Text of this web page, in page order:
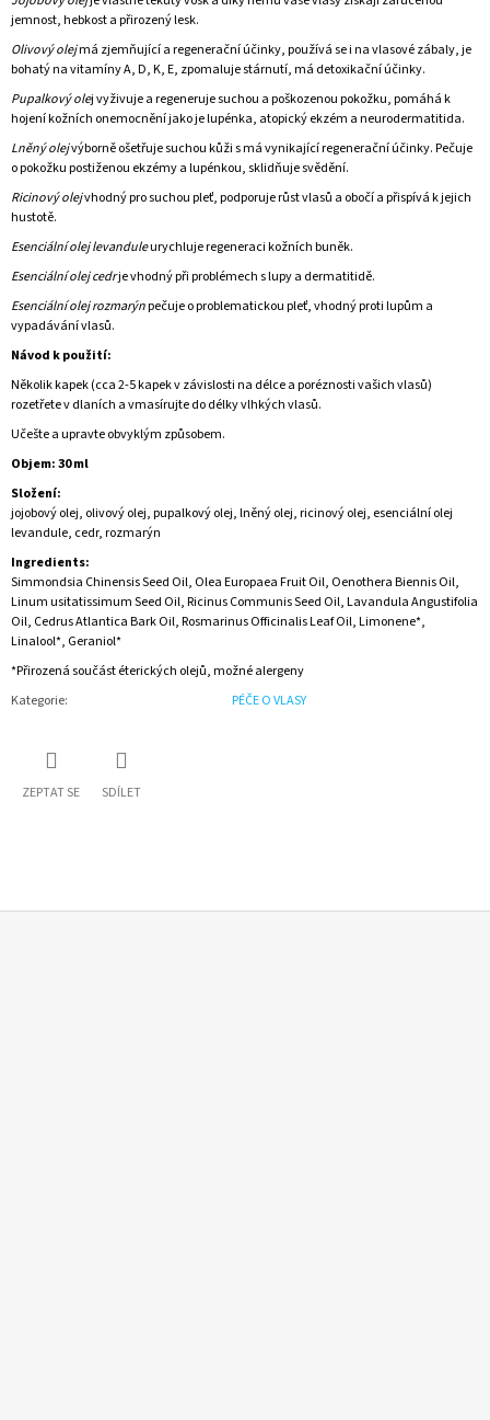
jemnost, hebkost a přirozený lesk.
Olivový olejmá zjemňující a regenerační účinky, používá se i na vlasové zábaly, je
bohatý na vitamíny A, D, K, E, zpomaluje stárnutí, má detoxikační účinky.
Pupalkový olej vyživuje a regeneruje suchou a poškozenou pokožku, pomáhá k
hojení kožních onemocnění jako je lupénka, atopický ekzém a neurodermatitida.
Lněný olejvýborně ošetřuje suchou kůži s má vynikající regenerační účinky. Pečuje
o pokožku postiženou ekzémy a lupénkou, sklidňuje svědění.
Ricinový olejvhodný pro suchou pleť, podporuje růst vlasů a obočí a přispívá k jejich
hustotě.
Esenciální olej levanduleurychluje regeneraci kožních buněk.
Esenciální olej cedrje vhodný při problémech s lupy a dermatitidě.
Esenciální olej rozmarýnpečuje o problematickou pleť, vhodný proti lupům a
vypadávání vlasů.
Návod k použití:
Několik kapek (cca 2-5 kapek v závislosti na délce a poréznosti vašich vlasů)
rozetřete v dlaních a vmasírujte do délky vlhkých vlasů.
Učešte a upravte obvyklým způsobem.
Objem: 30 ml
Složení:
jojobový olej, olivový olej, pupalkový olej, lněný olej, ricinový olej, esenciální olej
levandule, cedr, rozmarýn
Ingredients:
Simmondsia Chinensis Seed Oil, Olea Europaea Fruit Oil, Oenothera Biennis Oil,
Linum usitatissimum Seed Oil, Ricinus Communis Seed Oil, Lavandula Angustifolia
Oil, Cedrus Atlantica Bark Oil, Rosmarinus Officinalis Leaf Oil, Limonene*,
Linalool*, Geraniol*
*Přirozená součást éterických olejů, možné alergeny
Kategorie: PÉČE O VLASY
ZEPTAT SE SDÍLET